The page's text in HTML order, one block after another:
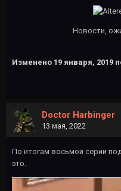
Новости,
Изменено 19 января, 2019
Doctor Harbinger
13 мая, 2022
По итогам восьмой серии
это.